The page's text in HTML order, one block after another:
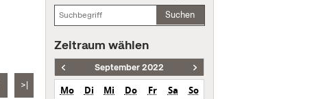
>|
Suchen
Zeitraum wählen
September 2022
Mo Di Mi Do Fr Sa
So